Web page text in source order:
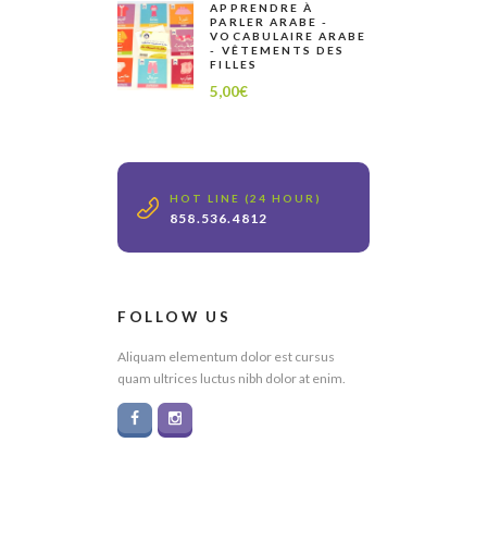
APPRENDRE À
PARLER ARABE -
VOCABULAIRE ARABE
- VÊTEMENTS DES
FILLES
5,00€
HOT LINE (24 HOUR)
858.536.4812
FOLLOW US
Aliquam elementum dolor est cursus
quam ultrices luctus nibh dolor at enim.